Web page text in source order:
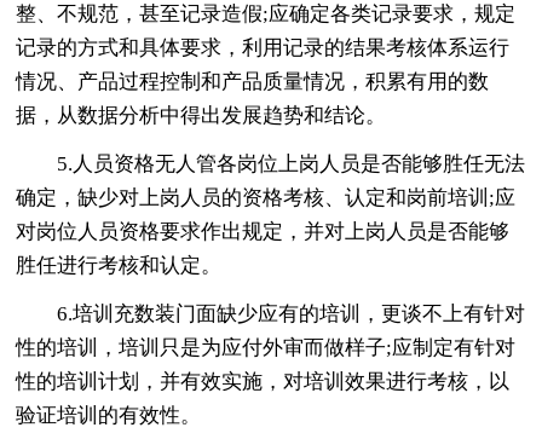
整、不规范，甚至记录造假;应确定各类记录要求，规定
记录的方式和具体要求，利用记录的结果考核体系运行
情况、产品过程控制和产品质量情况，积累有用的数
据，从数据分析中得出发展趋势和结论。
5.人员资格无人管各岗位上岗人员是否能够胜任无法
确定，缺少对上岗人员的资格考核、认定和岗前培训;应
对岗位人员资格要求作出规定，并对上岗人员是否能够
胜任进行考核和认定。
6.培训充数装门面缺少应有的培训，更谈不上有针对
性的培训，培训只是为应付外审而做样子;应制定有针对
性的培训计划，并有效实施，对培训效果进行考核，以
验证培训的有效性。